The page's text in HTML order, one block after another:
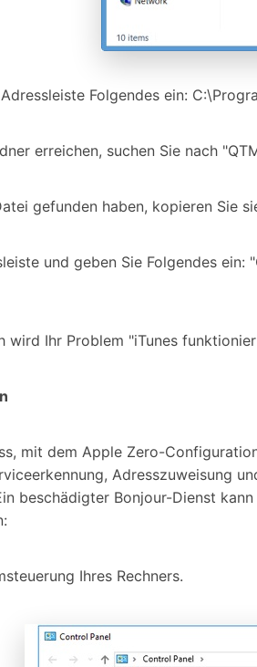
Folgendes ein:
erreichen, suchen Sie nach
gefunden haben, kopieren Sie
und geben Sie Folgendes
wird Ihr Problem "iTunes
mit dem Apple Zero-
Adresszuweisung
beschädigter Bonjour-Dienst
Ihres Rechners.